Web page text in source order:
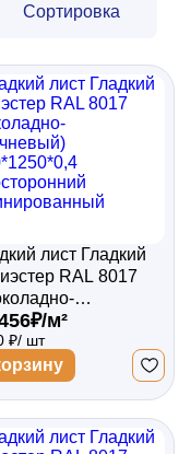
Сортировка
лист Гладкий
RAL 8017
м²
₽/ шт